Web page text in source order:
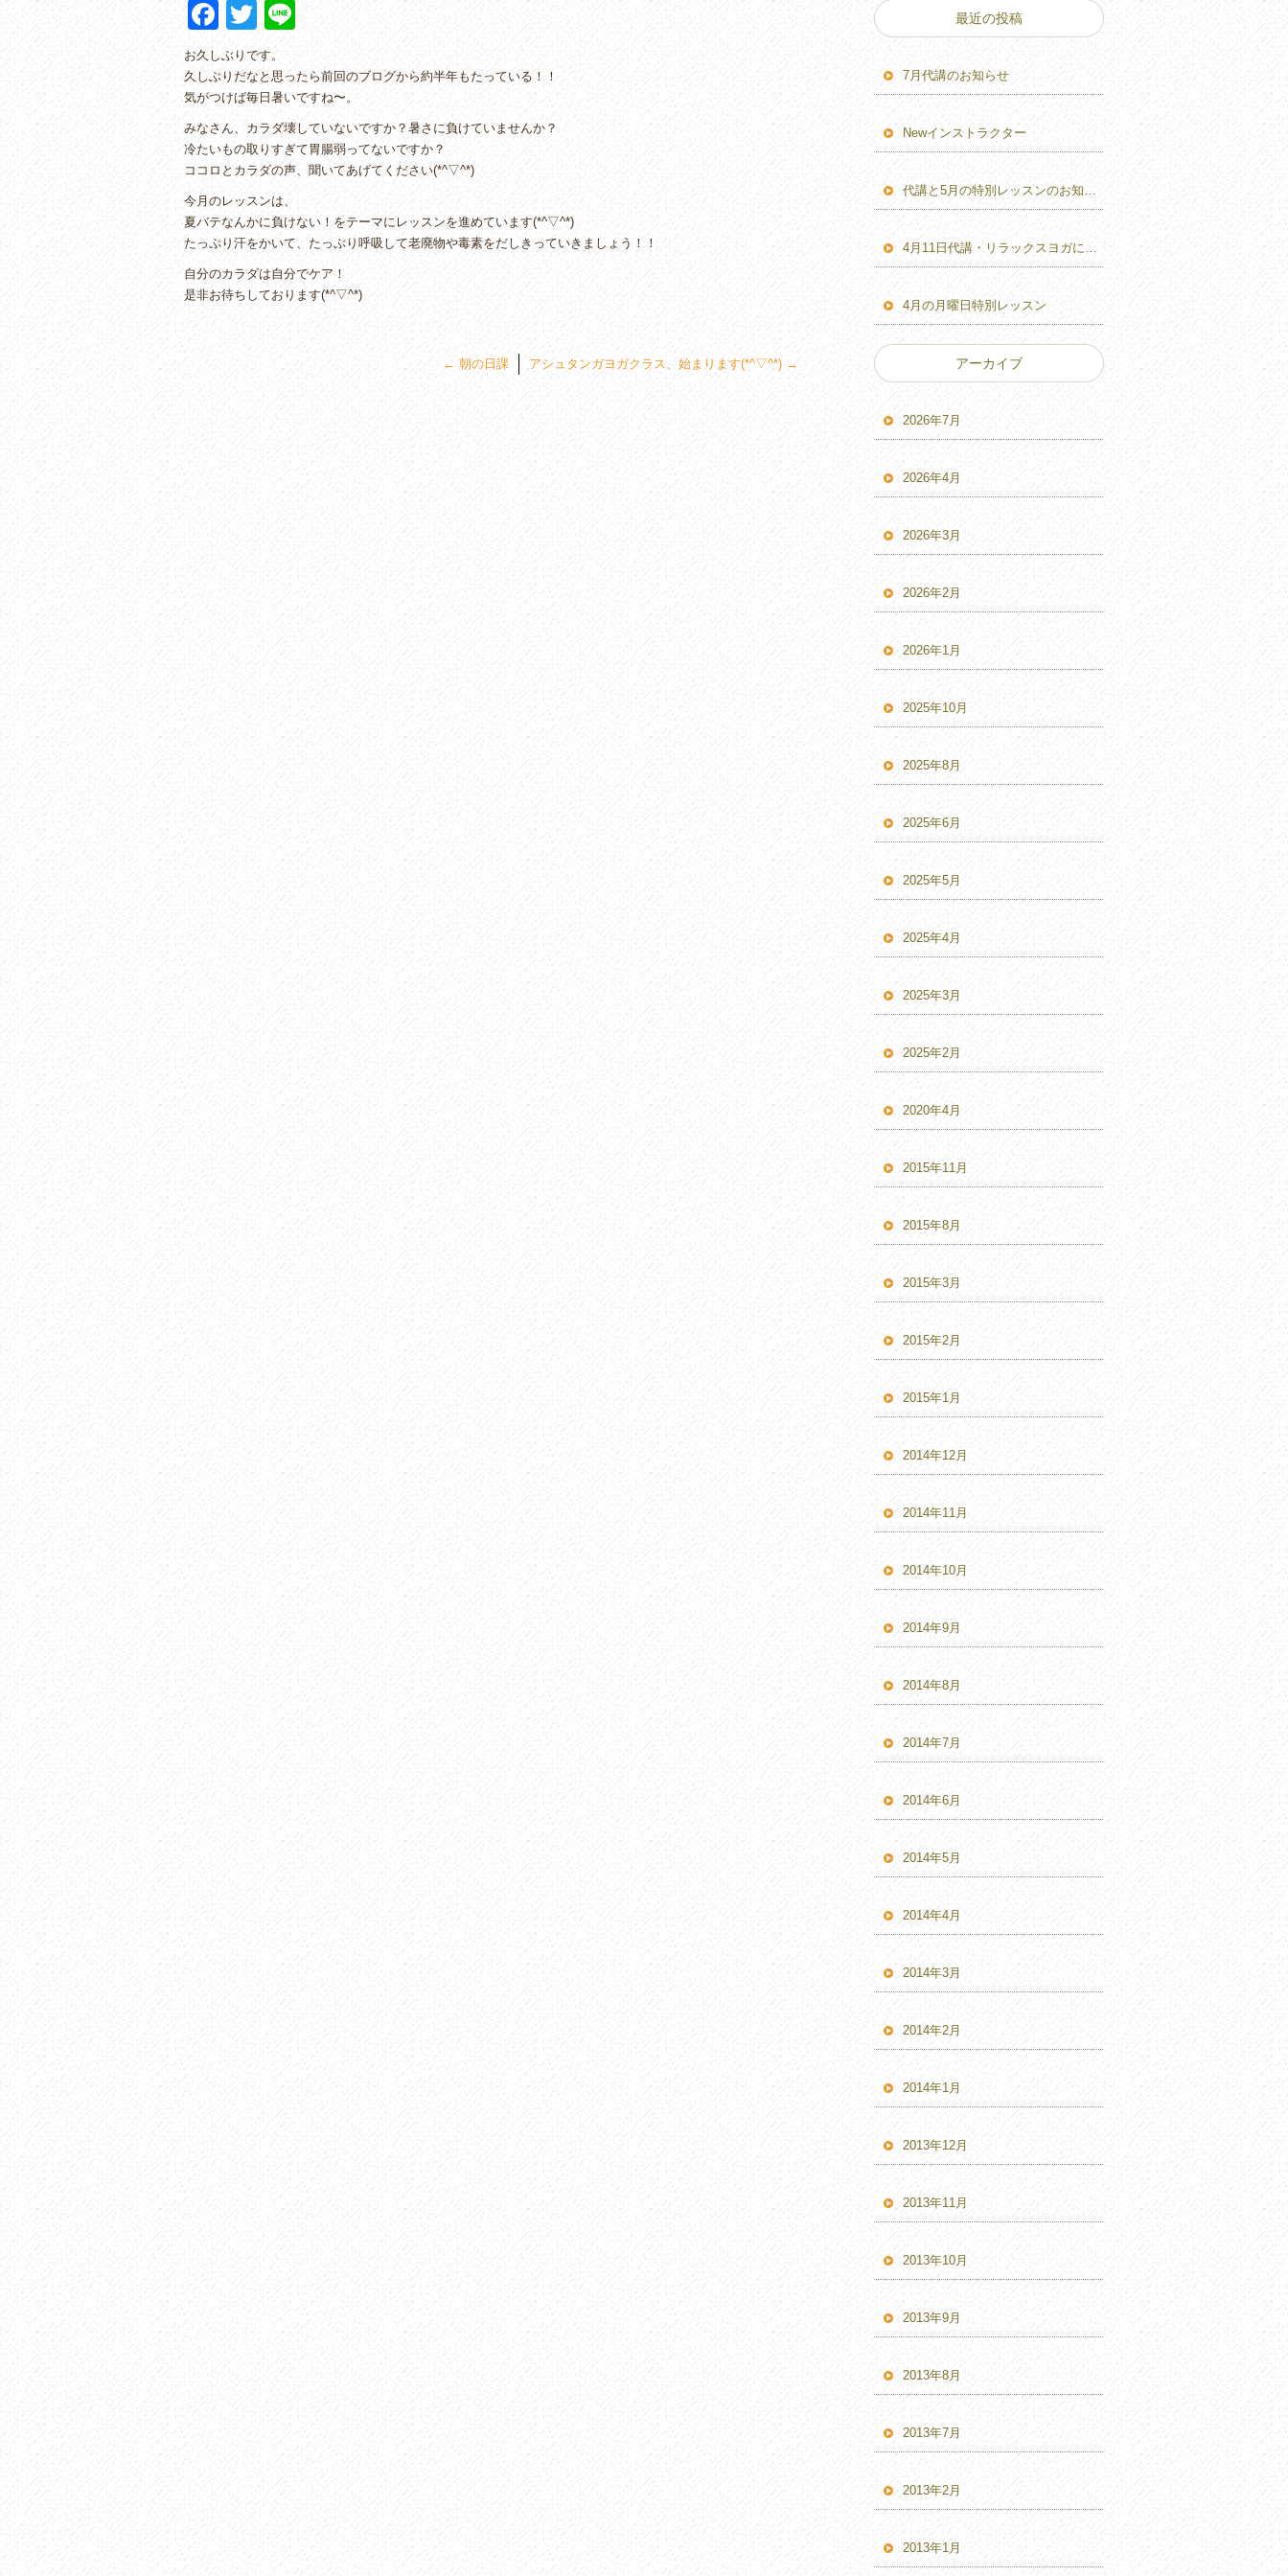
F
a
c
e
b
o
o
k
T
wi
tt
er
e
お久しぶりです。
久しぶりだなと思ったら前回のブログから約半年もたっている！！
気がつけば毎日暑いですね〜。
みなさん、カラダ壊していないですか？暑さに負けていませんか？
冷たいもの取りすぎて胃腸弱ってないですか？
ココロとカラダの声、聞いてあげてください(*^▽^*)
今月のレッスンは、
夏バテなんかに負けない！をテーマにレッスンを進めています(*^▽^*)
たっぷり汗をかいて、たっぷり呼吸して老廃物や毒素をだしきっていきましょう！！
自分のカラダは自分でケア！
是非お待ちしております(*^▽^*)
← 朝の日課 アシュタンガヨガクラス、始まります(*^▽^*) →
最近の投稿
7月代講のお知らせ
Newインストラクター
4月の月曜日特別レッスン
アーカイブ
2026年7月
2026年4月
2026年3月
2026年2月
2026年1月
2025年10月
2025年8月
2025年6月
2025年5月
2025年4月
2025年3月
2025年2月
2020年4月
2015年11月
2015年8月
2015年3月
2015年2月
2015年1月
2014年12月
2014年11月
2014年10月
2014年9月
2014年8月
2014年7月
2014年6月
2014年5月
2014年4月
2014年3月
2014年2月
2014年1月
2013年12月
2013年11月
2013年10月
2013年9月
2013年8月
2013年7月
2013年2月
2013年1月